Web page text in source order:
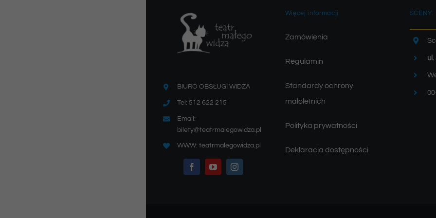
BIURO OBSŁUGI WIDZA
Tel: 512 622 215
Email:
bilety@teatrmalegowidza.pl
WWW: teatrmalegowidza.pl
Więcej informacji
Zamówienia
Regulamin
Standardy ochrony
małoletnich
Polityka prywatności
Deklaracja dostępności
SCENY: